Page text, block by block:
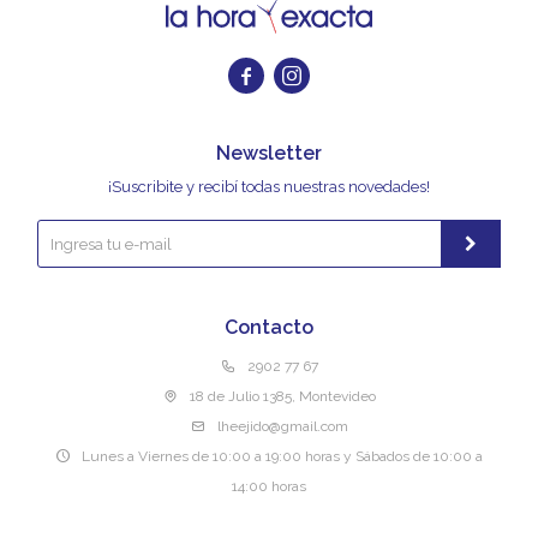
 
Contacto
2902 77 67
18 de Julio 1385, Montevideo
lheejido@gmail.com
Lunes a Viernes de 10:00 a 19:00 horas y Sábados de 10:00 a
14:00 horas
Newsletter
¡Suscribite y recibí todas nuestras novedades!